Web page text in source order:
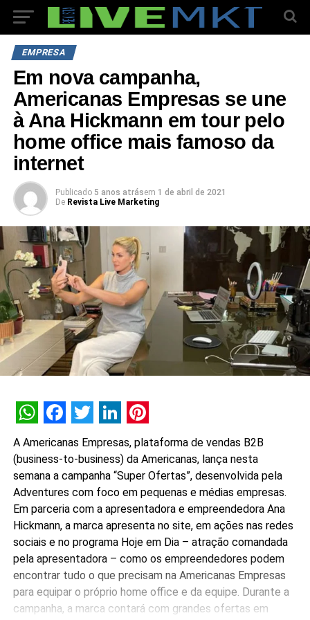
EMPRESA
Em nova campanha,
Americanas Empresas se une
à Ana Hickmann em tour pelo
home office mais famoso da
internet
Publicado 5 anos atrásem 1 de abril de 2021
De Revista Live Marketing
WhatsApp
Facebook
Twitter
LinkedIn
Pinterest
A Americanas Empresas, plataforma de vendas B2B
(business-to-business) da Americanas, lança nesta
semana a campanha “Super Ofertas”, desenvolvida pela
Adventures com foco em pequenas e médias empresas.
Em parceria com a apresentadora e empreendedora Ana
Hickmann, a marca apresenta no site, em ações nas redes
sociais e no programa Hoje em Dia – atração comandada
pela apresentadora – como os empreendedores podem
encontrar tudo o que precisam na Americanas Empresas
para equipar o próprio home office e da equipe. Durante a
campanha, a marca contará com grandes ofertas em